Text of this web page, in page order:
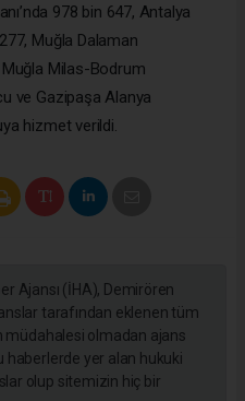
978 bin 647, Antalya
Muğla Dalaman
Muğla Milas-Bodrum
ve Gazipaşa Alanya
hizmet verildi.
Ajansı (İHA), Demirören
tarafından eklenen tüm
müdahalesi olmadan ajans
haberlerde yer alan hukuki
olup sitemizin hiç bir